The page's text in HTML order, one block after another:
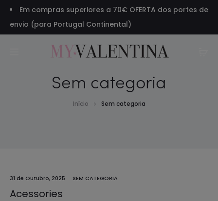
Em compras superiores a 70€ OFERTA dos portes de
envio (para Portugal Continental)
Sem categoria
Início Sem categoria
31 de Outubro, 2025 SEM CATEGORIA
Acessories